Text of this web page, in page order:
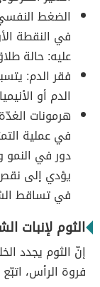
الضغط
في النقطة
عليه: حالة
فقر الدم:
الدم أو
هرمونات
في عملية
دور في النمو
يؤدي إلى
في تساقط
الثوم لإنبات
إنّ الثوم يجدد
فروة الرأس،